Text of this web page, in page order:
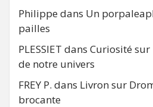
Philippe dans Un
pailles
PLESSIET dans Curiosité sur
de notre univers
FREY P. dans Livron sur
brocante